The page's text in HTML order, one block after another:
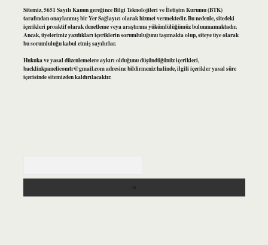
Sitemiz, 5651 Sayılı Kanun gereğince Bilgi Teknolojileri ve İletişim Kurumu (BTK)
tarafından onaylanmış bir Yer Sağlayıcı olarak hizmet vermektedir. Bu nedenle, sitedeki
içerikleri proaktif olarak denetleme veya araştırma yükümlülüğümüz bulunmamaktadır.
Ancak, üyelerimiz yazdıkları içeriklerin sorumluluğunu taşımakta olup, siteye üye olarak
bu sorumluluğu kabul etmiş sayılırlar.
Hukuka ve yasal düzenlemelere aykırı olduğunu düşündüğünüz içerikleri,
backlinkpanelicomtr@gmail.comadresine bildirmeniz halinde, ilgili içerikler yasal süre
içerisinde sitemizden kaldırılacaktır.